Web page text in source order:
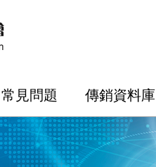
常見問題 傳銷資料庫